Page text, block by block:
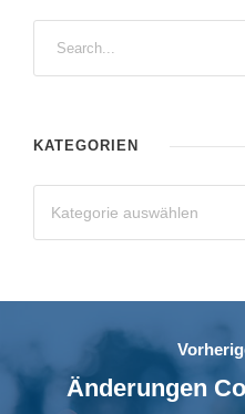
KATEGORIEN
Änderungen